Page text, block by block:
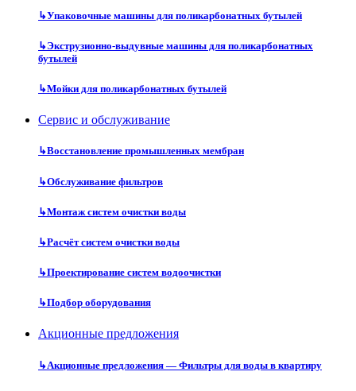
↳Упаковочные машины для поликарбонатных бутылей
↳Экструзионно-выдувные машины для поликарбонатных
бутылей
↳Мойки для поликарбонатных бутылей
Сервис и обслуживание
↳Восстановление промышленных мембран
↳Обслуживание фильтров
↳Монтаж систем очистки воды
↳Расчёт систем очистки воды
↳Проектирование систем водоочистки
↳Подбор оборудования
Акционные предложения
↳Акционные предложения — Фильтры для воды в квартиру